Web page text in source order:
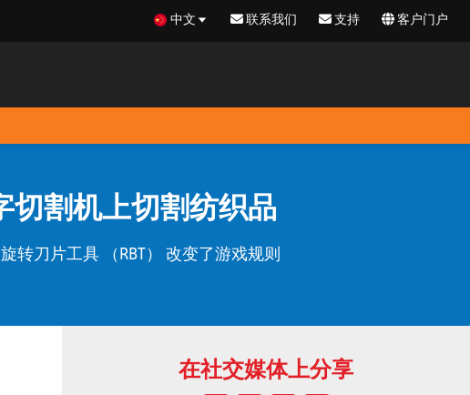
中文 联系我们 支持 客户门户
切割机上切割纺织品
转刀片工具 （RBT） 改变了游戏规则
在社交媒体上分享